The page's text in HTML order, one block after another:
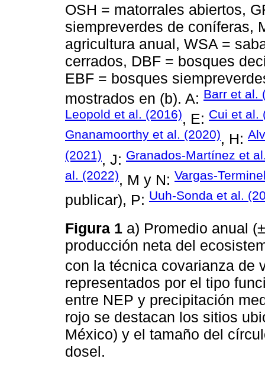
OSH = matorrales abiertos,
siempreverdes de coníferas,
agricultura anual, WSA =
cerrados, DBF = bosques
EBF = bosques
mostrados en (b). A: Barr et al.
Leopold et al. (2016), E: Cui et al.
Gnanamoorthy et al. (2020), H:
(2021), J: Granados-Martínez et
al. (2022), M y N: Vargas-
publicar), P: Uuh-Sonda et al.
Figura 1 a) Promedio anual
producción neta del
con la técnica covarianza de
representados por el tipo
entre NEP y precipitación
rojo se destacan los sitios
México) y el tamaño del
dosel.